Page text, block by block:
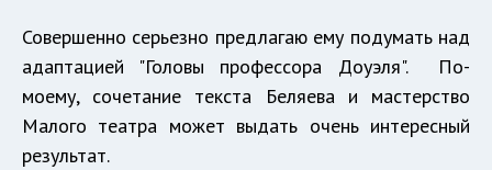
Совершенно серьезно предлагаю ему подумать над
адаптацией "Головы профессора Доуэля". По-
моему, сочетание текста Беляева и мастерство
Малого театра может выдать очень интересный
результат.